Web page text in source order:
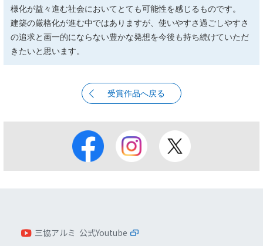
様化が益々進む社会においてとても可能性を感じるものです。
建築の厳格化が進む中ではありますが、使いやすさ過ごしやすさ
の追求と画一的にならない豊かな発想を今後も持ち続けていただ
きたいと思います。
受賞作品へ戻る
三協アルミ 公式Youtube